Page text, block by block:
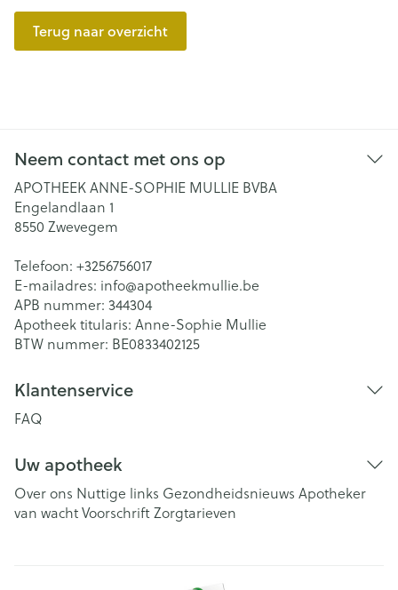
Terug naar overzicht
Neem contact met ons op
APOTHEEK ANNE-SOPHIE MULLIE BVBA
Engelandlaan 1
8550 Zwevegem
Telefoon: +3256756017
E-mailadres: info@apotheekmullie.be
APB nummer: 344304
Apotheek titularis: Anne-Sophie Mullie
BTW nummer: BE0833402125
Klantenservice
FAQ
Uw apotheek
Over ons Nuttige links Gezondheidsnieuws Apotheker
van wachtVoorschriftZorgtarieven